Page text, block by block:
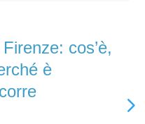
cos’è,
è